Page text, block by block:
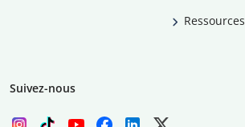
Ressources
Suivez-nous